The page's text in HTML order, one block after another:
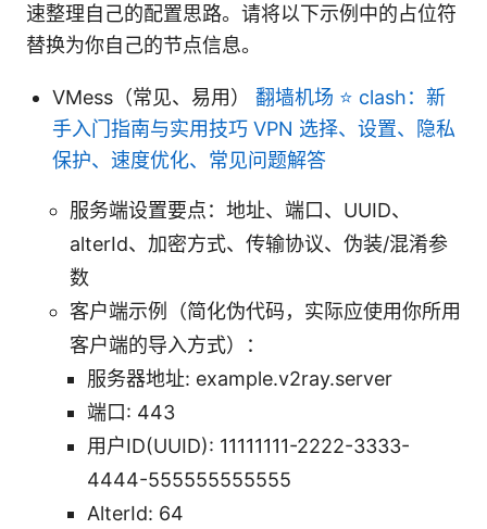
速整理自己的配置思路。请将以下示例中的占位符
替换为你自己的节点信息。
VMess（常见、易用） 翻墙机场 ⭐ clash：新
手入门指南与实用技巧 VPN 选择、设置、隐私
保护、速度优化、常见问题解答
服务端设置要点：地址、端口、UUID、
alterId、加密方式、传输协议、伪装/混淆参
数
客户端示例（简化伪代码，实际应使用你所用
客户端的导入方式）：
服务器地址: example.v2ray.server
端口: 443
用户ID(UUID): 11111111-2222-3333-
4444-555555555555
AlterId: 64